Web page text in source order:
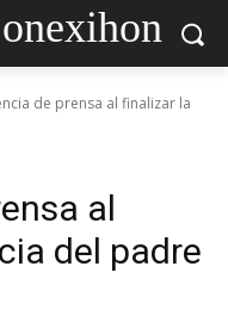
de prensa al finalizar la
al
del padre